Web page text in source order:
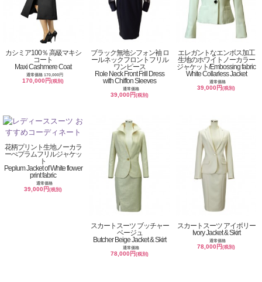
カシミア100％ 高級マキシ
コート
Maxi Cashmere Coat
通常価格 170,000円
170,000円(税別)
ブラック無地シフォン袖 ロ
ールネックフロントフリル
ワンピース
Role Neck Front Frill Dress
with Chiffon Sleeves
通常価格
39,000円(税別)
エレガントなエンボス加工
生地のホワイトノーカラー
ジャケット/Embossing fabric
White Collarless Jacket
通常価格
39,000円(税別)
花柄プリント生地ノーカラ
ーぺプラムフリルジャケッ
ト
Peplum Jacket of White flower
print fabric
通常価格
39,000円(税別)
スカートスーツ ブッチャー
ベージュ
Butcher Beige Jacket & Skirt
通常価格
78,000円(税別)
スカートスーツ アイボリー
Ivory Jacket & Skirt
通常価格
78,000円(税別)